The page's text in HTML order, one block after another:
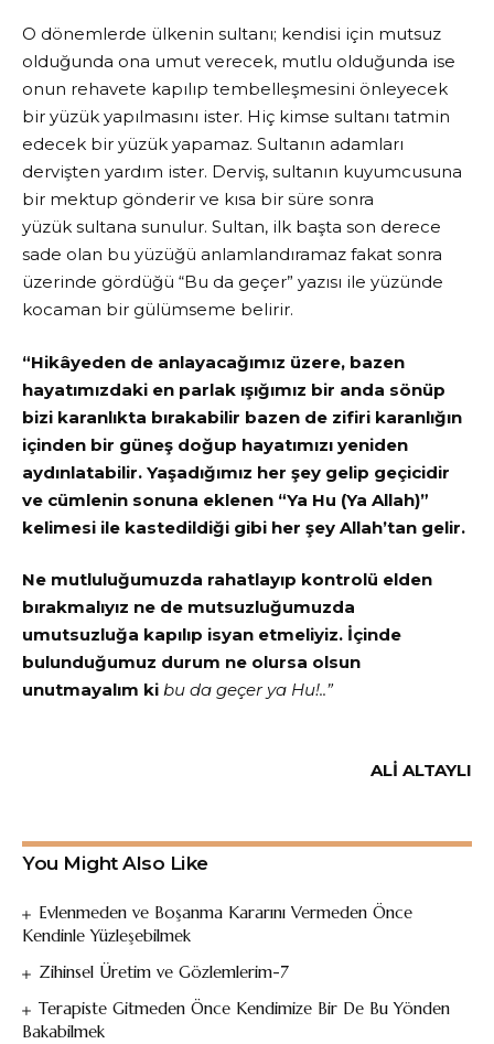
O dönemlerde ülkenin sultanı; kendisi için mutsuz
olduğunda ona umut verecek, mutlu olduğunda ise
onun rehavete kapılıp tembelleşmesini önleyecek
bir yüzük yapılmasını ister. Hiç kimse sultanı tatmin
edecek bir yüzük yapamaz. Sultanın adamları
dervişten yardım ister. Derviş, sultanın kuyumcusuna
bir mektup gönderir ve kısa bir süre sonra
yüzük sultana sunulur. Sultan, ilk başta son derece
sade olan bu yüzüğü anlamlandıramaz fakat sonra
üzerinde gördüğü “Bu da geçer” yazısı ile yüzünde
kocaman bir gülümseme belirir.
“Hikâyeden de anlayacağımız üzere, bazen
hayatımızdaki en parlak ışığımız bir anda sönüp
bizi karanlıkta bırakabilir bazen de zifiri karanlığın
içinden bir güneş doğup hayatımızı yeniden
aydınlatabilir. Yaşadığımız her şey gelip geçicidir
ve cümlenin sonuna eklenen “Ya Hu (Ya Allah)”
kelimesi ile kastedildiği gibi her şey Allah’tan gelir.
Ne mutluluğumuzda rahatlayıp kontrolü elden
bırakmalıyız ne de mutsuzluğumuzda
umutsuzluğa kapılıp isyan etmeliyiz. İçinde
bulunduğumuz durum ne olursa olsun
unutmayalım ki bu da geçer ya Hu!..”
ALİ ALTAYLI
You Might Also Like
Evlenmeden ve Boşanma Kararını Vermeden Önce
Kendinle Yüzleşebilmek
Zihinsel Üretim ve Gözlemlerim-7
Terapiste Gitmeden Önce Kendimize Bir De Bu Yönden
Bakabilmek